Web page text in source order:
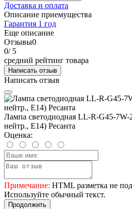
Доставка и оплата
Описание приемущества
Гарантия 1 год
Еще описание
Отзывы0
0/ 5
средний рейтинг товара
Написать отзыв
Написать отзыв
Лампа светодиодная LL-R-G45-
нейтр., Е14) Ресанта
Оценка:
Примечание: HTML разметка не
Используйте обычный текст.
Продолжить